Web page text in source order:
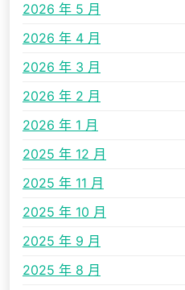
2026 年 5 月
2026 年 4 月
2026 年 3 月
2026 年 2 月
2026 年 1 月
2025 年 12 月
2025 年 11 月
2025 年 10 月
2025 年 9 月
2025 年 8 月